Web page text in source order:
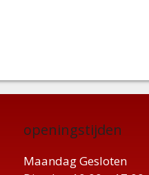
openingstijden
Maandag Gesloten